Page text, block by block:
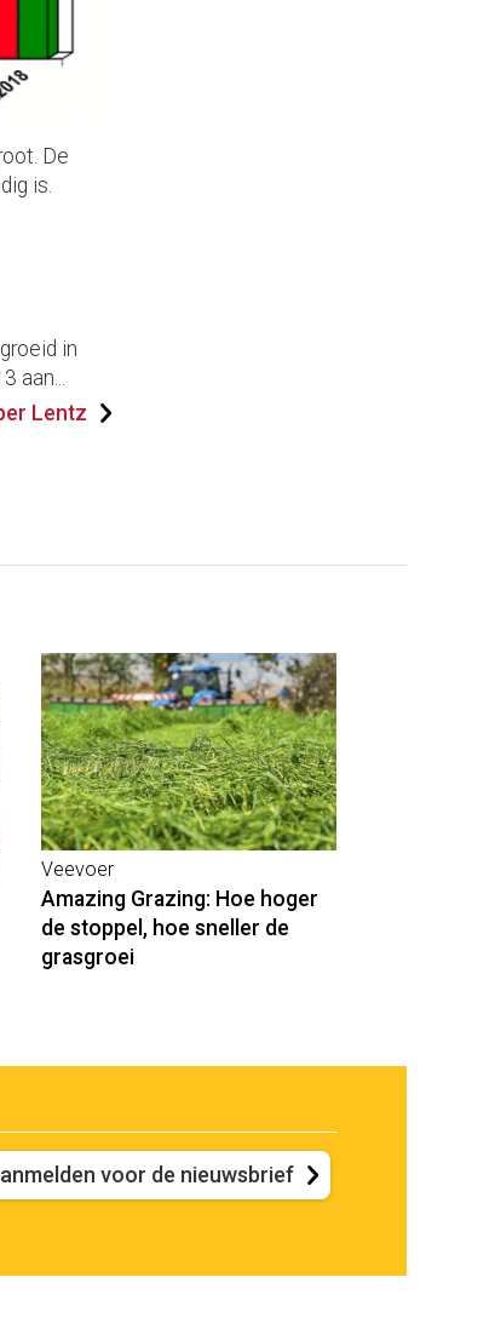
De
is.
in
aan...
Lentz
Veevoer
Amazing Grazing: Hoe hoger
de stoppel, hoe sneller de
grasgroei
voor de nieuwsbrief